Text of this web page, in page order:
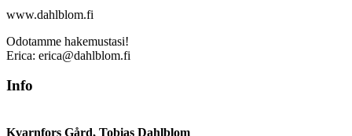
www.dahlblom.fi
Odotamme hakemustasi!
Erica: erica@dahlblom.fi
Info
Kvarnfors Gård, Tobias Dahlblom